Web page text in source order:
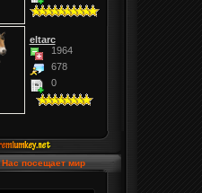
eltarc
1964
678
0
Нас посещает мир